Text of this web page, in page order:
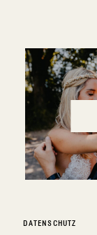
DATENSCHUTZ